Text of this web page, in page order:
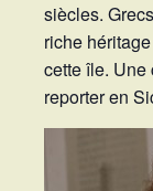
siècles.
riche
cette île. Une
reporter en